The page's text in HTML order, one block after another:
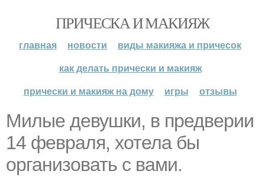
ПРИЧЕСКА И МАКИЯЖ
главная новости
виды макияжа и причесок
как делать прически и макияж
прически и макияж на дому
игры отзывы
Милые девушки, в предверии
14 февраля, хотела бы
организовать с вами.